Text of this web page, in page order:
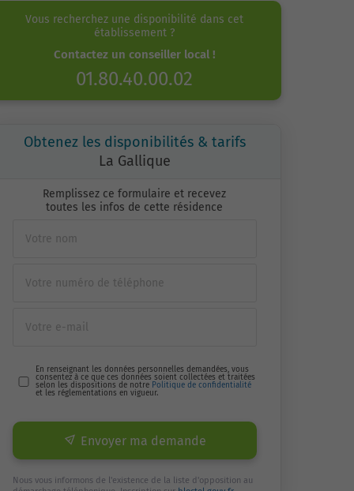
Vous recherchez une disponibilité dans cet
établissement ?
Contactez un conseiller local !
01.80.40.00.02
Obtenez les disponibilités & tarifs
La Gallique
Remplissez ce formulaire et recevez
toutes les infos de cette résidence
En renseignant les données personnelles demandées, vous
consentez à ce que ces données soient collectées et traitées
selon les dispositions de notre Politique de confidentialité
et les réglementations en vigueur.
Envoyer ma demande
Nous vous informons de l'existence de la liste d'opposition au